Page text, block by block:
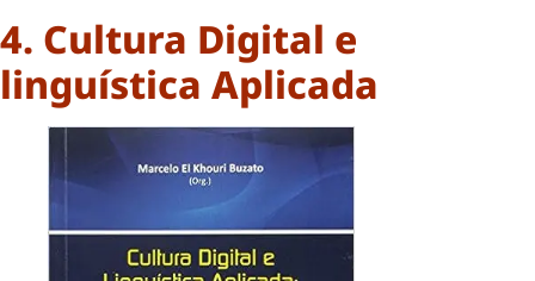
4. Cultura Digital e
linguística Aplicada